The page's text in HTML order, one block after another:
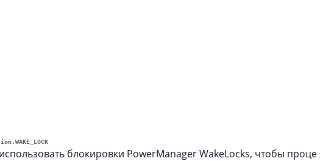
блокировки PowerManager WakeLocks, чтобы проце